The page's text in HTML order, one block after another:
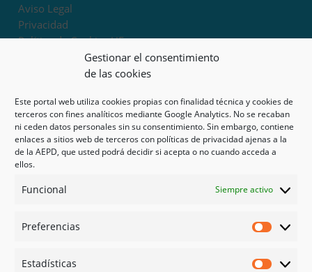
Gestionar el consentimiento
de las cookies
Este portal web utiliza cookies propias con finalidad técnica y cookies de
terceros con fines analíticos mediante Google Analytics. No se recaban
ni ceden datos personales sin su consentimiento. Sin embargo, contiene
enlaces a sitios web de terceros con políticas de privacidad ajenas a la
de la AEPD, que usted podrá decidir si acepta o no cuando acceda a
ellos.
Funcional Siempre activo
Preferencias
Estadísticas
Aviso Legal
Privacidad
Política de Cookies UE
Términos y condiciones
Exoneración de responsabilidad
Mapa del sitio
Mi cuenta
Tienda
Psicología en Murcia
Guías
Redes sociales
Instagram